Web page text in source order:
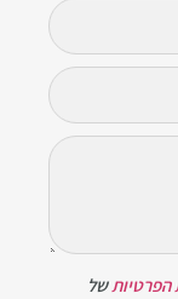
הפרטיותשל